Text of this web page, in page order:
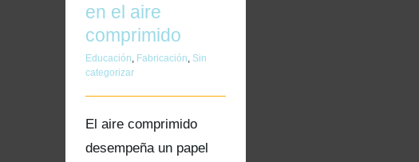
en el aire
comprimido
Educación Fabricación Sin
categorizar
El aire comprimido
desempeña un papel